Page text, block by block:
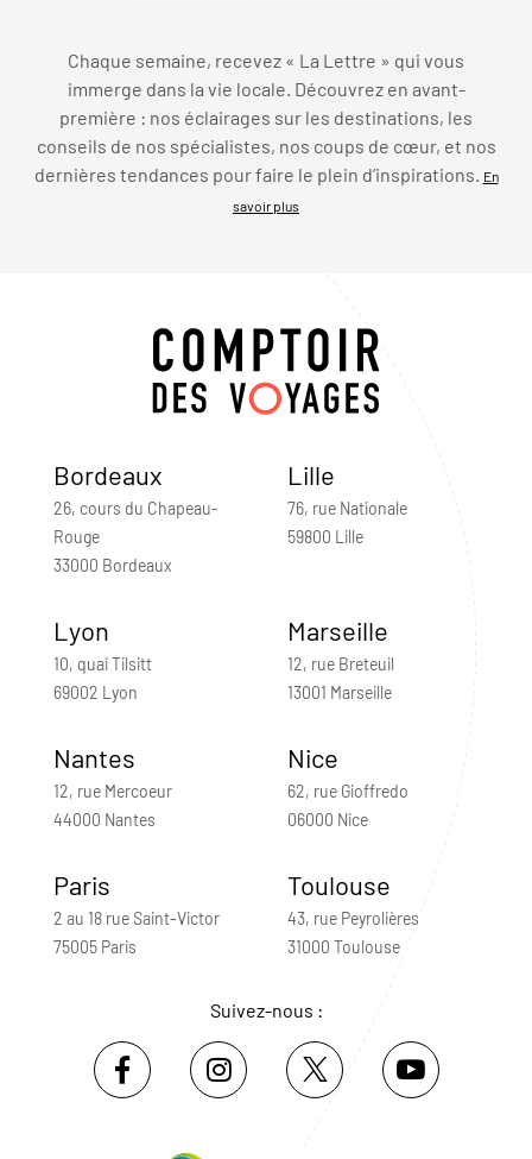
Chaque semaine, recevez « La Lettre » qui vous
immerge dans la vie locale. Découvrez en avant-
première : nos éclairages sur les destinations, les
conseils de nos spécialistes, nos coups de cœur, et nos
dernières tendances pour faire le plein d’inspirations. En
savoir plus
Bordeaux
26, cours du Chapeau-
Rouge
33000 Bordeaux
Lille
76, rue Nationale
59800 Lille
Lyon
10, quai Tilsitt
69002 Lyon
Marseille
12, rue Breteuil
13001 Marseille
Nantes
12, rue Mercoeur
44000 Nantes
Nice
62, rue Gioffredo
06000 Nice
Paris
2 au 18 rue Saint-Victor
75005 Paris
Toulouse
43, rue Peyrolières
31000 Toulouse
Suivez-nous :